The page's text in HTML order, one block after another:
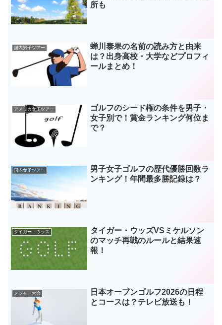
所も
国内男子ツアー
蝉川泰果の名前の読み方と由来
は？出身高校・大学などプロフィ
ールまとめ！
アメリカ女子ツアー
ゴルフのシード権の条件を男子・
女子別で！賞金ランキング何位ま
で？
国内女子ツアー
男子女子ゴルフの歴代優勝回数ラ
ンキング！年間最多勝記録は？
タイガー・ウッズ
タイガー・ウッズVSミケルソン
のマッチ再戦のルールと結果速
報！
メジャー大会
日本オープンゴルフ2026の日程
とコースは？テレビ放送も！